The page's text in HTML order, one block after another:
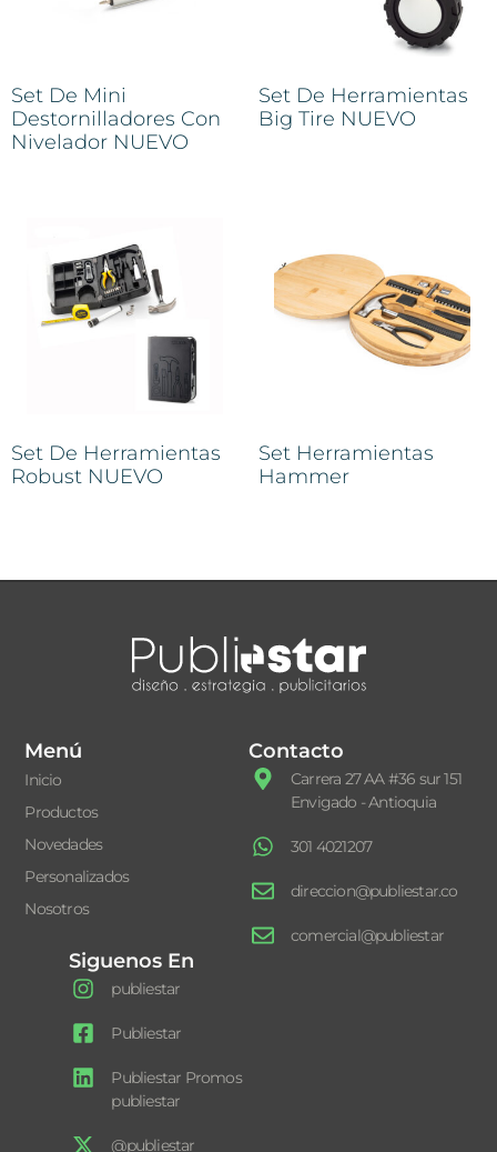
Set De Mini
Destornilladores Con
Nivelador NUEVO
Set De Herramientas
Big Tire NUEVO
Set De Herramientas
Robust NUEVO
Set Herramientas
Hammer
Menú
Inicio
Productos
Novedades
Personalizados
Nosotros
Contacto
Carrera 27 AA #36 sur 151
Envigado - Antioquia
301 4021207
direccion@publiestar.co
comercial@publiestar
Siguenos En
publiestar
Publiestar
Publiestar Promos
publiestar
@publiestar